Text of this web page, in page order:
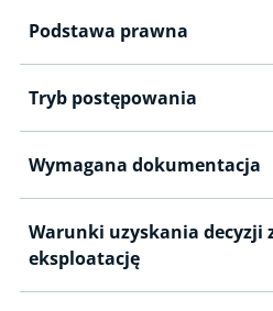
Podstawa prawna
Tryb postępowania
Wymagana dokumentacja
Warunki uzyskania decyzji
eksploatację